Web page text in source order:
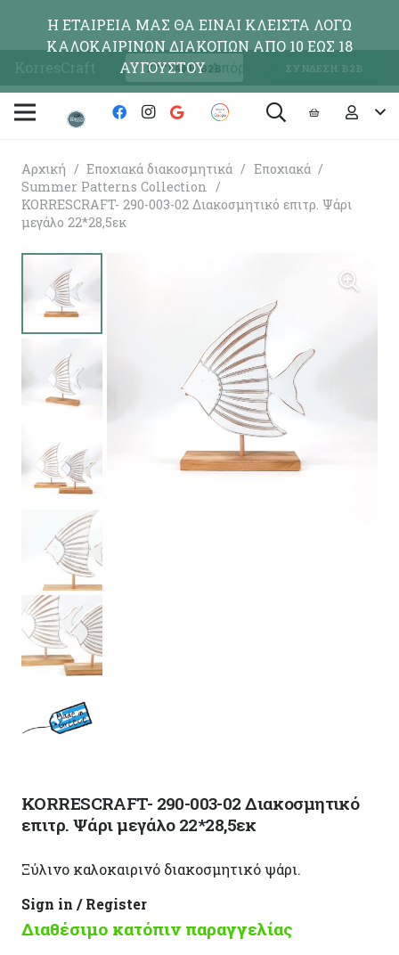
KorresCraft ΕΓΓΡΑΦΗ Β2Β ΣΥΝΔΕΣΗ Β2Β
Αρχική / Εποχιακά διακοσμητικά / Εποχιακά /
Summer Patterns Collection /
KORRESCRAFT- 290-003-02 Διακοσμητικό επιτρ. Ψάρι
μεγάλο 22*28,5εκ
KORRESCRAFT- 290-003-02 Διακοσμητικό
επιτρ. Ψάρι μεγάλο 22*28,5εκ
Ξύλινο καλοκαιρινό διακοσμητικό ψάρι.
Sign in / Register
Διαθέσιμο κατόπιν παραγγελίας
Η ΕΤΑΙΡΕΙΑ ΜΑΣ ΘΑ ΕΙΝΑΙ ΚΛΕΙΣΤΑ ΛΟΓΩ
ΚΑΛΟΚΑΙΡΙΝΩΝ ΔΙΑΚΟΠΩΝ ΑΠΟ 10 ΕΩΣ 18
ΑΥΓΟΥΣΤΟΥΑπόρριψη